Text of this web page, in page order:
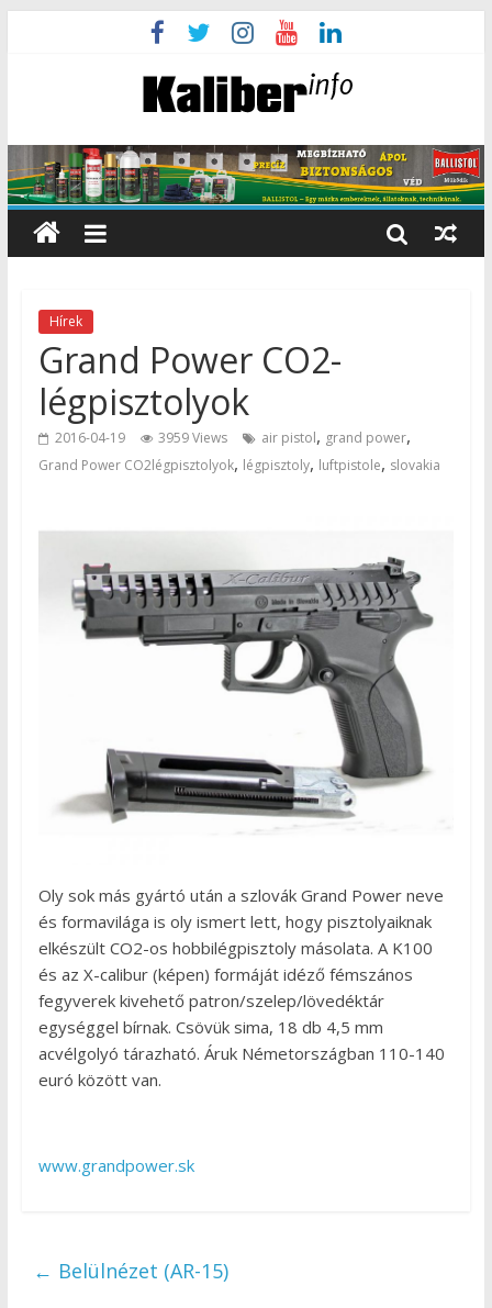
Hírek
Grand Power CO2-
légpisztolyok
2016-04-19 3959 Views air pistol, grand power,
Grand Power CO2légpisztolyok, légpisztoly, luftpistole, slovakia
Oly sok más gyártó után a szlovák Grand Power neve
és formavilága is oly ismert lett, hogy pisztolyaiknak
elkészült CO2-os hobbilégpisztoly másolata. A K100
és az X-calibur (képen) formáját idéző fémszános
fegyverek kivehető patron/szelep/lövedéktár
egységgel bírnak. Csövük sima, 18 db 4,5 mm
acvélgolyó tárazható. Áruk Németországban 110-140
euró között van.
www.grandpower.sk
← Belülnézet (AR-15)